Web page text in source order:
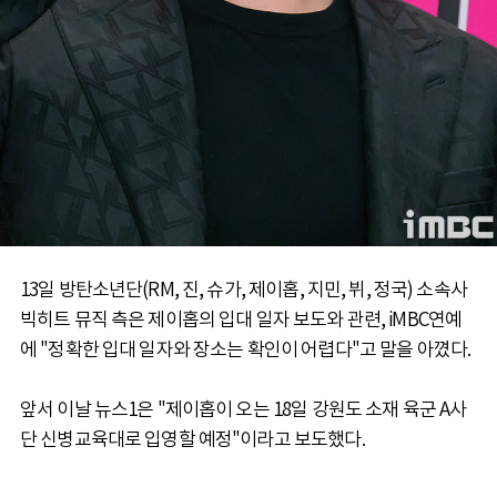
13일 방탄소년단(RM, 진, 슈가, 제이홉, 지민, 뷔, 정국) 소속사
빅히트 뮤직 측은 제이홉의 입대 일자 보도와 관련, iMBC연예
에 "정확한 입대 일자와 장소는 확인이 어렵다"고 말을 아꼈다.
앞서 이날 뉴스1은 "제이홉이 오는 18일 강원도 소재 육군 A사
단 신병교육대로 입영할 예정"이라고 보도했다.